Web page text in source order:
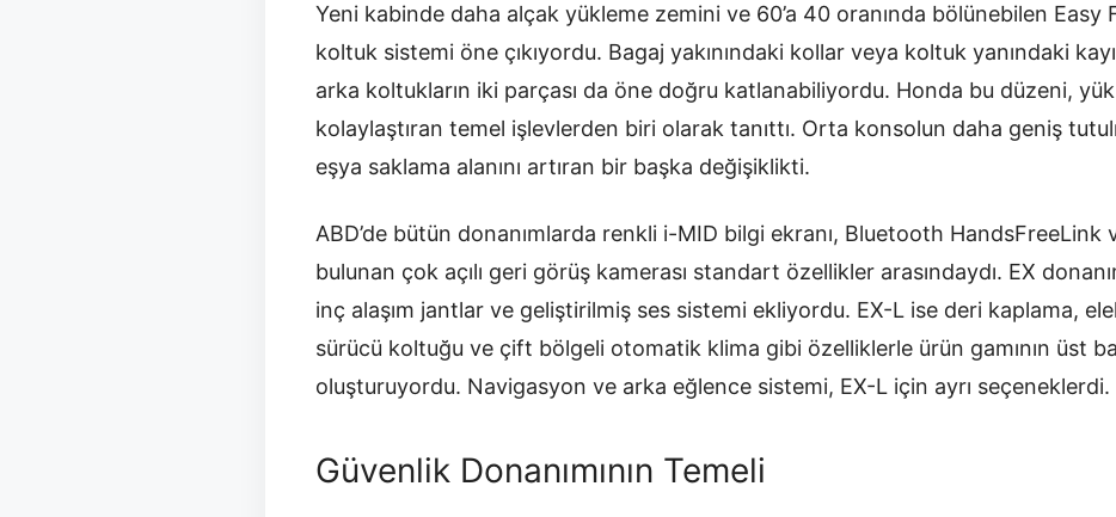
Yeni kabinde daha alçak yükleme zemini ve 60’a 40 oranında bölünebilen Easy
koltuk sistemi öne çıkıyordu. Bagaj yakınındaki kollar veya koltuk yanındaki
arka koltukların iki parçası da öne doğru katlanabiliyordu. Honda bu düzeni, yük
kolaylaştıran temel işlevlerden biri olarak tanıttı. Orta konsolun daha geniş
eşya saklama alanını artıran bir başka değişiklikti.
ABD’de bütün donanımlarda renkli i-MID bilgi ekranı, Bluetooth HandsFreeLink
bulunan çok açılı geri görüş kamerası standart özellikler arasındaydı. EX
inç alaşım jantlar ve geliştirilmiş ses sistemi ekliyordu. EX-L ise deri kaplama,
sürücü koltuğu ve çift bölgeli otomatik klima gibi özelliklerle ürün gamının üst
oluşturuyordu. Navigasyon ve arka eğlence sistemi, EX-L için ayrı seçeneklerdi.
Güvenlik Donanımının Temeli